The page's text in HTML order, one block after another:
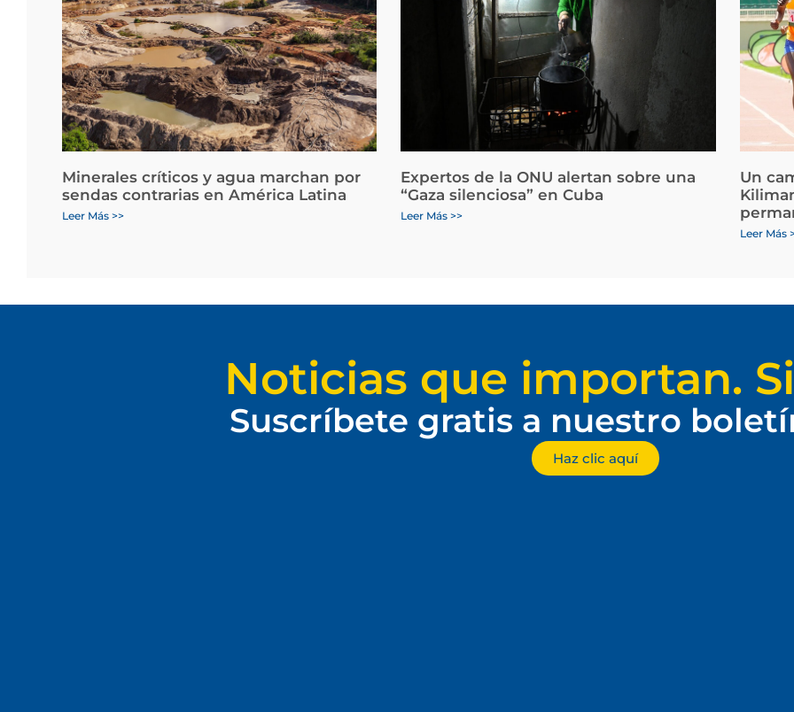
Minerales críticos y agua marchan por
sendas contrarias en América Latina
Leer Más >>
Expertos de la ONU alertan sobre una
“Gaza silenciosa” en Cuba
Leer Más >>
Un
Leer Más
Noticias que importan.
Suscríbete gratis a nuestro
Haz clic aquí